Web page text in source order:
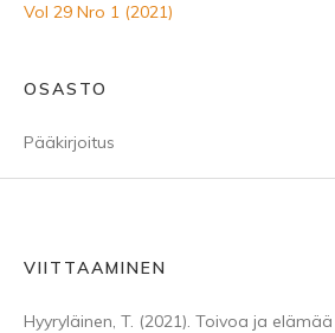
Vol 29 Nro 1 (2021)
OSASTO
Pääkirjoitus
VIITTAAMINEN
Hyyryläinen, T. (2021). Toivoa ja